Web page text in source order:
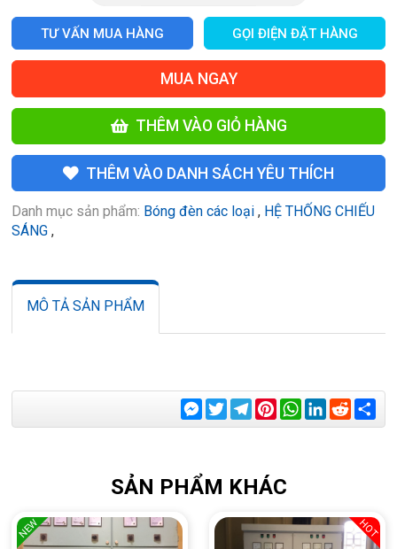
TƯ VẤN MUA HÀNG GỌI ĐIỆN ĐẶT HÀNG
MUA NGAY
THÊM VÀO GIỎ HÀNG
THÊM VÀO DANH SÁCH YÊU THÍCH
Danh mục sản phẩm: Bóng đèn các loại , HỆ THỐNG CHIẾU
SÁNG ,
MÔ TẢ SẢN PHẨM
Messenger
TwitterTelegram
Pinterest
WhatsApp
LinkedIn
Reddit
SẢN PHẨM KHÁC
NEW HOT